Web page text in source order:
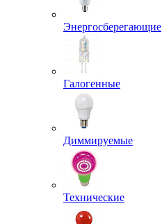
Энергосберегающие
Галогенные
Диммируемые
Технические